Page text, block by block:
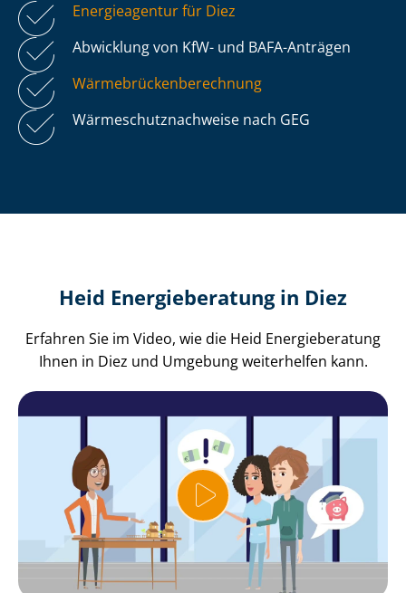
Energieagentur für Diez
Abwicklung von KfW- und BAFA-Anträgen
Wär­me­brü­cken­be­rech­nung
Wär­me­schutz­nach­wei­se nach GEG
Heid Energieberatung in Diez
Erfahren Sie im Video, wie die Heid Energieberatung
Ihnen in Diez und Umgebung weiterhelfen kann.